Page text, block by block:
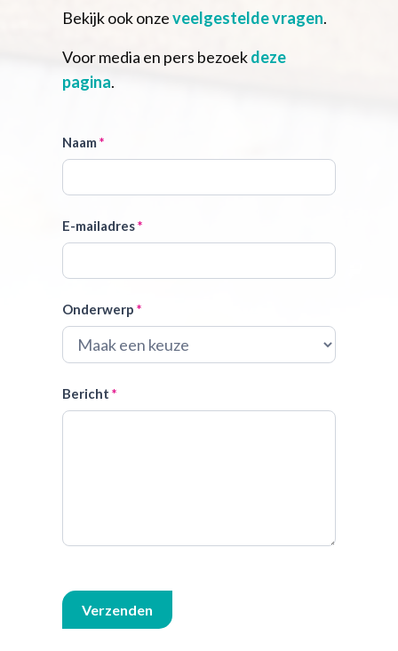
Bekijk ook onzeveelgestelde vragen.
Voor media en pers bezoekdeze
pagina.
Contactformulier
Naam *
E-mailadres*
Onderwerp *
Bericht *
Verzenden